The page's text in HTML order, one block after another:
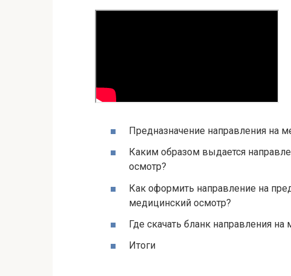
Предназначение направления на
Каким образом выдается
осмотр?
Как оформить направление на
медицинский осмотр?
Где скачать бланк направления на
Итоги